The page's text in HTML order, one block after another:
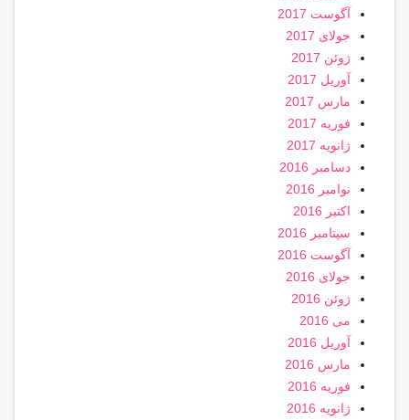
آگوست 2017
جولای 2017
ژوئن 2017
آوریل 2017
مارس 2017
فوریه 2017
ژانویه 2017
دسامبر 2016
نوامبر 2016
اکتبر 2016
سپتامبر 2016
آگوست 2016
جولای 2016
ژوئن 2016
می 2016
آوریل 2016
مارس 2016
فوریه 2016
ژانویه 2016